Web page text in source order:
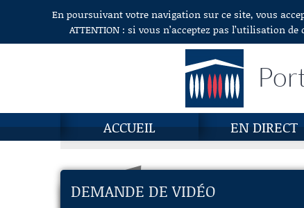
Aller au contenuEn poursuivant votre navigation sur ce site, vous
ATTENTION : si vous n’acceptez pas l’utilisation
ACCUEIL EN DIRECT
DEMANDE DE VIDÉO